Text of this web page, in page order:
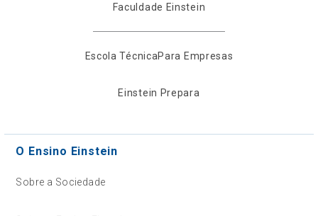
Faculdade Einstein
Escola TécnicaPara Empresas
Einstein Prepara
O Ensino Einstein
Sobre a Sociedade